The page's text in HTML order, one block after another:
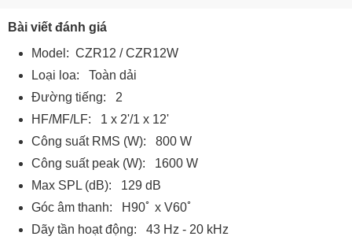
Bài viết đánh giá
Model: CZR12 / CZR12W
Loại loa: Toàn dải
Đường tiếng: 2
HF/MF/LF: 1 x 2'/1 x 12'
Công suất RMS (W): 800 W
Công suất peak (W): 1600 W
Max SPL (dB): 129 dB
Góc âm thanh: H90ﾟ x V60ﾟ
Dãy tần hoạt động: 43 Hz - 20 kHz